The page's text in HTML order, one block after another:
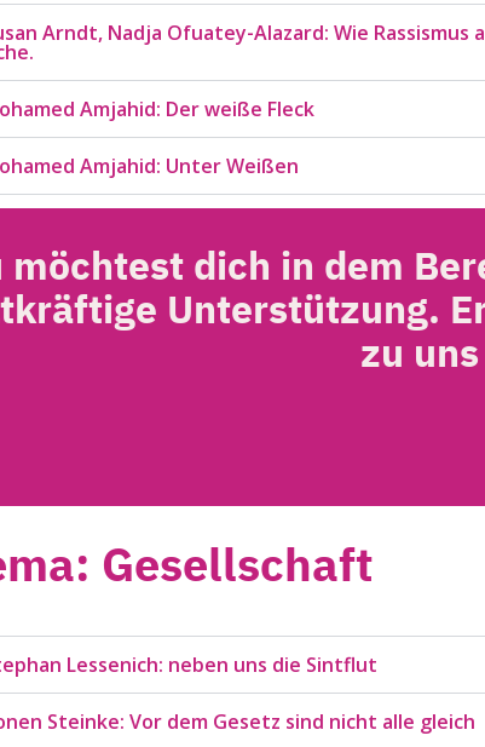
Arndt, Nadja Ofuatey-Alazard: Wie
Amjahid: Der weiße Fleck
Amjahid: Unter Weißen
möchtest dich in dem
Unterstützung.
zu
Gesellschaft
Lessenich: neben uns die Sintflut
Steinke: Vor dem Gesetz sind nicht alle gleich